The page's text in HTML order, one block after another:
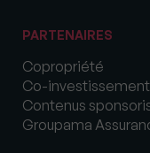
PARTENAIRES
Copropriété
Co-investissement
Contenus
Groupama